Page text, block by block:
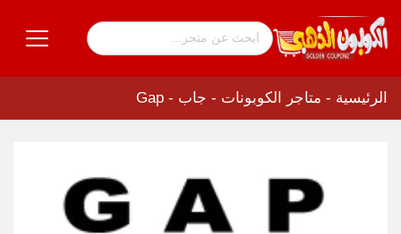
الرئيسية - متاجر الكوبونات - جاب - Gap